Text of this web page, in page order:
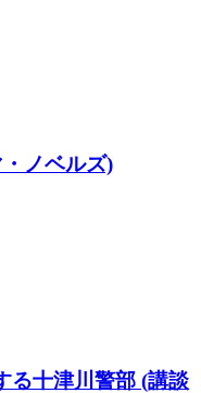
ノベルズ)
十津川警部 (講談